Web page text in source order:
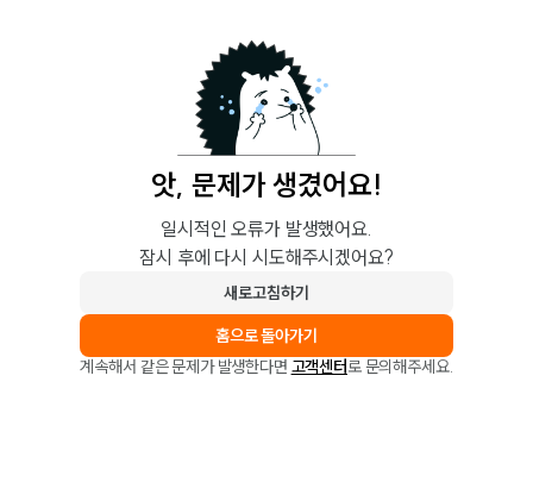
앗, 문제가 생겼어요!
일시적인 오류가 발생했어요.
잠시 후에 다시 시도해주시겠어요?
새로고침하기
홈으로 돌아가기
계속해서 같은 문제가 발생한다면 고객센터로 문의해주세요.